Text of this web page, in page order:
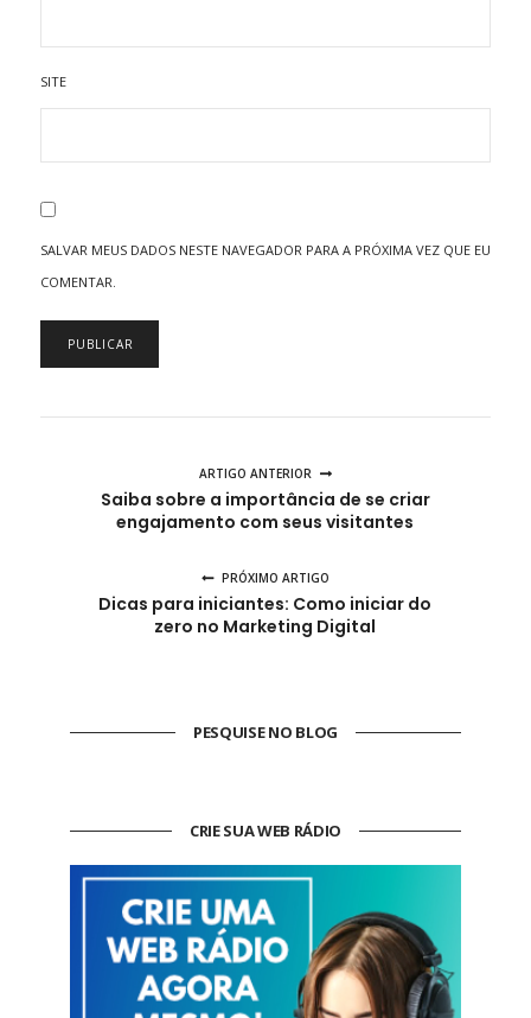
SITE
SALVAR MEUS DADOS NESTE NAVEGADOR PARA A PRÓXIMA VEZ QUE EU
COMENTAR.
ARTIGO ANTERIOR
Saiba sobre a importância de se criar
engajamento com seus visitantes
PRÓXIMO ARTIGO
Dicas para iniciantes: Como iniciar do
zero no Marketing Digital
PESQUISE NO BLOG
CRIE SUA WEB RÁDIO